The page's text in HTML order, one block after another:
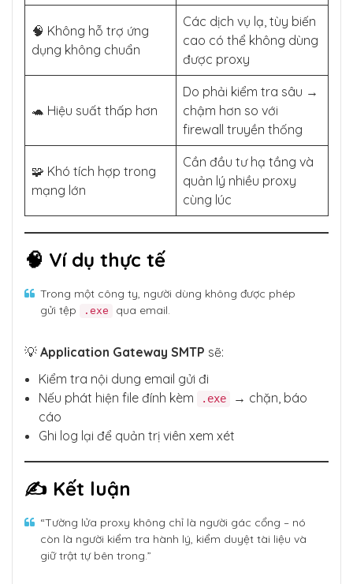
🧠 Không hỗ trợ ứng
dụng không chuẩn
Các dịch vụ lạ, tùy biến
cao có thể không dùng
được proxy
🐢 Hiệu suất thấp hơn
Do phải kiểm tra sâu →
chậm hơn so với
firewall truyền thống
🧩 Khó tích hợp trong
mạng lớn
Cần đầu tư hạ tầng và
quản lý nhiều proxy
cùng lúc
🧠 Ví dụ thực tế
Trong một công ty, người dùng không được phép
gửi tệp
.exe qua email.
💡 Application Gateway SMTP sẽ:
Kiểm tra nội dung email gửi đi
Nếu phát hiện file đính kèm
.exe
→ chặn, báo
cáo
Ghi log lại để quản trị viên xem xét
✍️ Kết luận
“Tường lửa proxy không chỉ là người gác cổng – nó
còn là người kiểm tra hành lý, kiểm duyệt tài liệu và
giữ trật tự bên trong.”